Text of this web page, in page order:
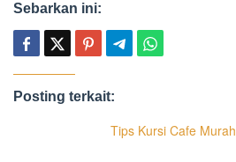
Sebarkan ini:
Posting terkait:
Tips Kursi Cafe Murah